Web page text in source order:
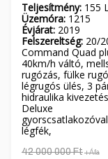
Teljesítmény: 155
Üzemóra: 1215
Évjárat: 2019
Felszereltség: 20/
Command Quad
40km/h váltó,
rugózás, fülke
légrugós ülés, 3
hidraulika kivezetés
Deluxe
légfék,
42 000 000 Ft+Áfa